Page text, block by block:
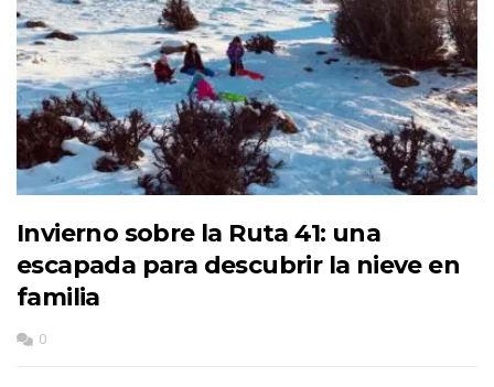
Invierno sobre la Ruta 41: una
escapada para descubrir la nieve en
familia
0